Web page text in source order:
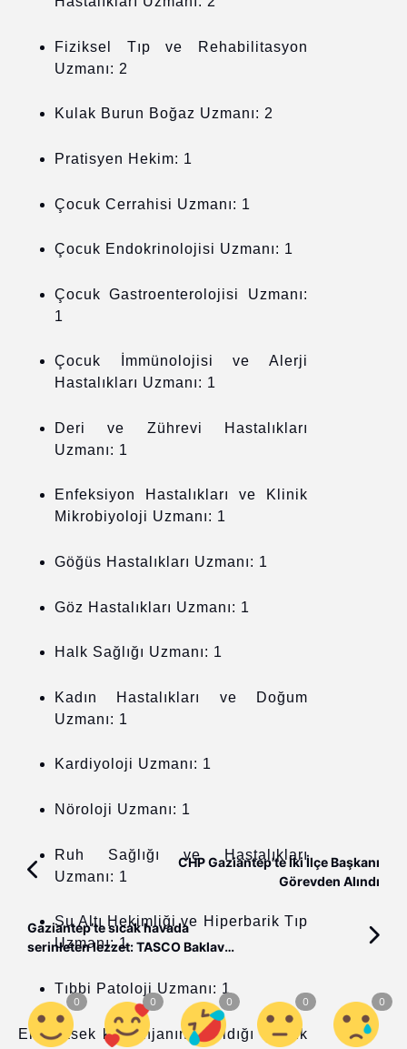
Fiziksel Tıp ve Rehabilitasyon
Uzmanı: 2
Kulak Burun Boğaz Uzmanı: 2
Pratisyen Hekim: 1
Çocuk Cerrahisi Uzmanı: 1
Çocuk Endokrinolojisi Uzmanı: 1
Çocuk Gastroenterolojisi Uzmanı:
1
Çocuk İmmünolojisi ve Alerji
Hastalıkları Uzmanı: 1
Deri ve Zührevi Hastalıkları
Uzmanı: 1
Enfeksiyon Hastalıkları ve Klinik
Mikrobiyoloji Uzmanı: 1
Göğüs Hastalıkları Uzmanı: 1
Göz Hastalıkları Uzmanı: 1
Halk Sağlığı Uzmanı: 1
Kadın Hastalıkları ve Doğum
Uzmanı: 1
Kardiyoloji Uzmanı: 1
Nöroloji Uzmanı: 1
Ruh Sağlığı ve Hastalıkları
Uzmanı: 1
Su Altı Hekimliği ve Hiperbarik Tıp
Uzmanı: 1
Tıbbi Patoloji Uzmanı: 1
En yüksek kontenjanın ayrıldığı Çocuk
CHP Gaziantep'te İki İlçe Başkanı
Görevden Alındı
Gaziantep’te sıcak havada
serinleten lezzet: TASCO Baklava